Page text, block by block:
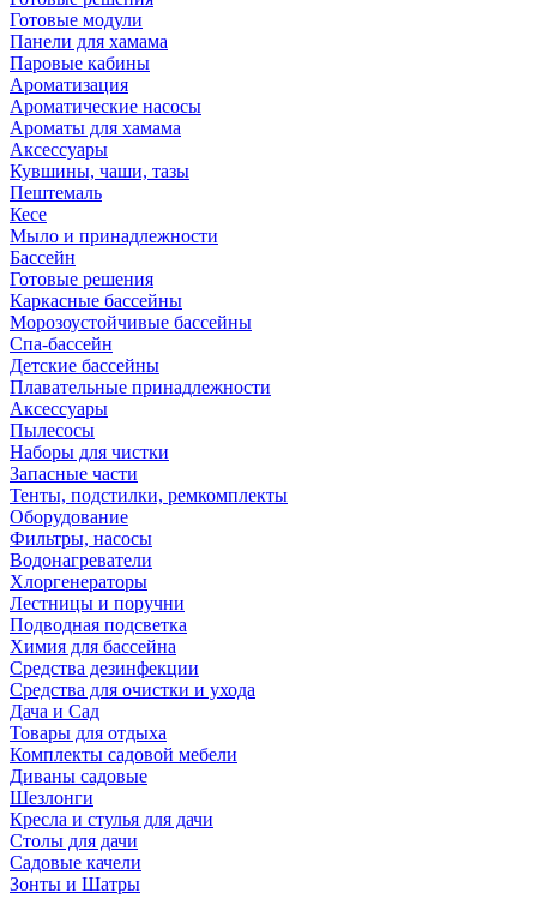
Готовые модули
Панели для хамама
Паровые кабины
Ароматизация
Ароматические насосы
Ароматы для хамама
Аксессуары
Кувшины, чаши, тазы
Пештемаль
Кесе
Мыло и принадлежности
Бассейн
Готовые решения
Каркасные бассейны
Морозоустойчивые бассейны
Спа-бассейн
Детские бассейны
Плавательные принадлежности
Аксессуары
Пылесосы
Наборы для чистки
Запасные части
Тенты, подстилки, ремкомплекты
Оборудование
Фильтры, насосы
Водонагреватели
Хлоргенераторы
Лестницы и поручни
Подводная подсветка
Химия для бассейна
Средства дезинфекции
Средства для очистки и ухода
Дача и Сад
Товары для отдыха
Комплекты садовой мебели
Диваны садовые
Шезлонги
Кресла и стулья для дачи
Столы для дачи
Садовые качели
Зонты и Шатры